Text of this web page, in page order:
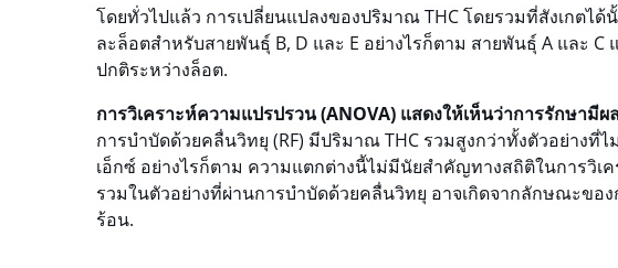
โดยทั่วไปแล้ว การเปลี่ยนแปลงของปริมาณ THC โดยรวมที่สังเกต
ละล็อตสำหรับสายพันธุ์ B, D และ E อย่างไรก็ตาม สายพันธุ์ A และ
ปกติระหว่างล็อต.
การวิเคราะห์ความแปรปรวน (ANOVA) แสดงให้เห็นว่าการรักษามี
การบำบัดด้วยคลื่นวิทยุ (RF) มีปริมาณ THC รวมสูงกว่าทั้งตัวอย่างที่
เอ็กซ์ อย่างไรก็ตาม ความแตกต่างนี้ไม่มีนัยสำคัญทางสถิติในการวิเ
รวมในตัวอย่างที่ผ่านการบำบัดด้วยคลื่นวิทยุ อาจเกิดจากลักษณะขอ
ร้อน.